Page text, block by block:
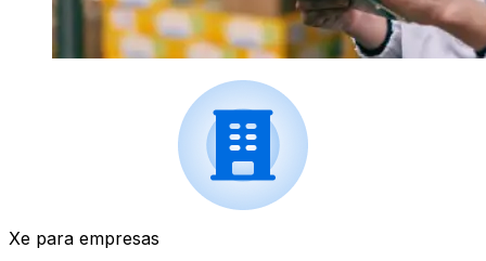
Xe para empresas